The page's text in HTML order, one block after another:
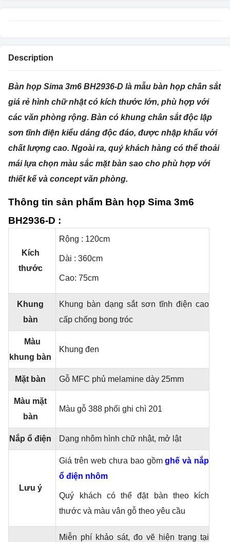
Description
Bàn họp Sima 3m6 BH2936-D là mẫu bàn họp chân sắt
giá rẻ hình chữ nhật có kích thước lớn, phù hợp với
các văn phòng rộng. Bàn có khung chân sắt độc lập
sơn tĩnh điện kiểu dáng độc đáo, được nhập khẩu với
chất lượng cao. Ngoài ra, quý khách hàng có thể thoải
mái lựa chọn màu sắc mặt bàn sao cho phù hợp với
thiết kế và concept văn phòng.
Thông tin sản phẩm Bàn họp Sima 3m6
BH2936-D :
Kích
thước
Rộng : 120cm
Dài : 360cm
Cao: 75cm
Khung
bàn
Khung bàn dạng sắt sơn tĩnh điện cao
cấp chống bong tróc
Màu
khung bàn
Khung đen
Mặt bàn Gỗ MFC phủ melamine dày 25mm
Màu mặt
bàn
Màu gỗ 388 phối ghi chì 201
Nắp ổ điện Dạng nhôm hình chữ nhật, mở lật
Lưu ý
Giá trên web chưa bao gồmghế và nắp
ổ điện nhôm
Quý khách có thể đặt bàn theo kích
thước và màu vân gỗ theo yêu cầu
Miễn phí khảo sát, đo vẽ hiện trạng tại